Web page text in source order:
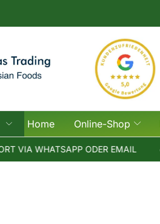
Home Online-Shop
VIA WHATSAPP ODER EMAIL